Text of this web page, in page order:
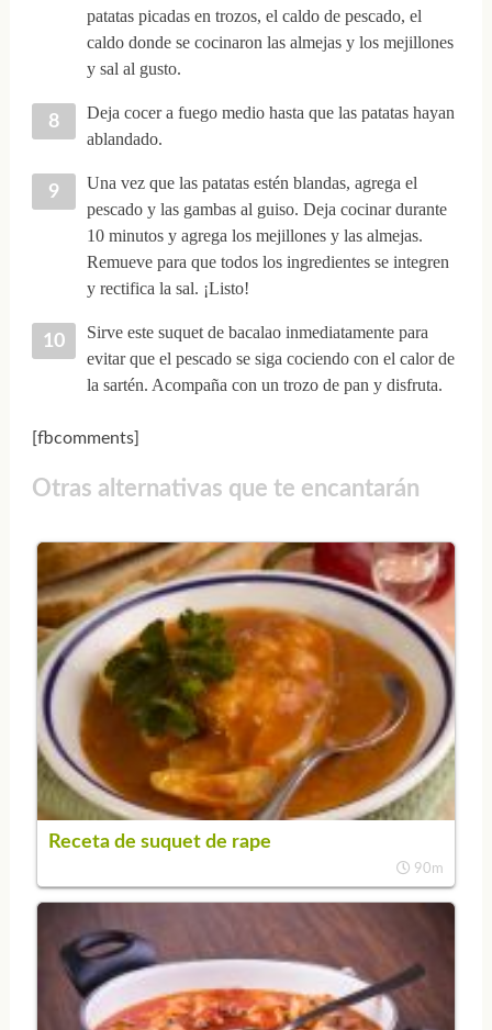
patatas picadas en trozos, el caldo de pescado, el
caldo donde se cocinaron las almejas y los mejillones
y sal al gusto.
Deja cocer a fuego medio hasta que las patatas hayan
ablandado.
Una vez que las patatas estén blandas, agrega el
pescado y las gambas al guiso. Deja cocinar durante
10 minutos y agrega los mejillones y las almejas.
Remueve para que todos los ingredientes se integren
y rectifica la sal. ¡Listo!
Sirve este suquet de bacalao inmediatamente para
evitar que el pescado se siga cociendo con el calor de
la sartén. Acompaña con un trozo de pan y disfruta.
[fbcomments]
Otras alternativas que te encantarán
Receta de suquet de rape
90m